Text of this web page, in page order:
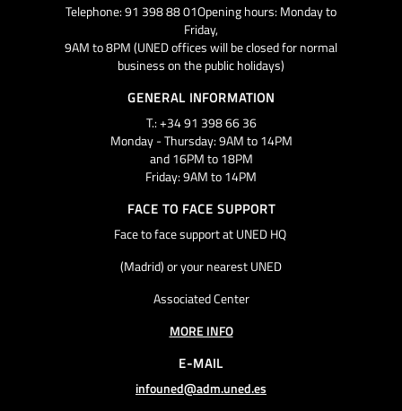
Telephone: 91 398 88 01Opening hours: Monday to
Friday,
9AM to 8PM (UNED offices will be closed for normal
business on the public holidays)
GENERAL INFORMATION
T.: +34 91 398 66 36
Monday - Thursday: 9AM to 14PM
and 16PM to 18PM
Friday: 9AM to 14PM
FACE TO FACE SUPPORT
Face to face support at UNED HQ
(Madrid) or your nearest UNED
Associated Center
MORE INFO
E-MAIL
infouned@adm.uned.es